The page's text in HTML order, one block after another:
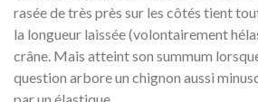
rasée de très près sur les côtés tient
la longueur laissée (volontairement
crâne. Mais atteint son summum
question arbore un chignon aussi